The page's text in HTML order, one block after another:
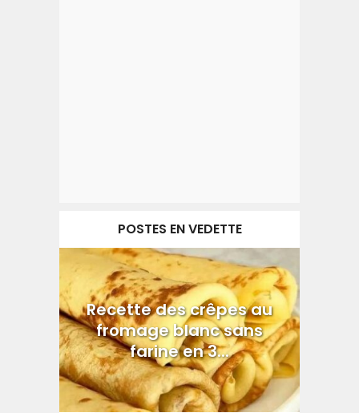
POSTES EN VEDETTE
Recette des crêpes au
fromage blanc sans
farine en 3...